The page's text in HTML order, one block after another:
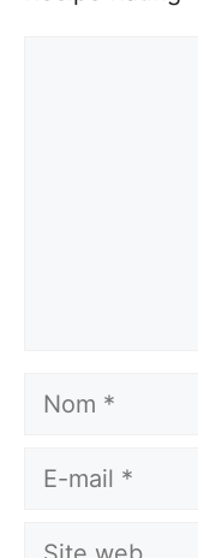
Nom
E-
Site